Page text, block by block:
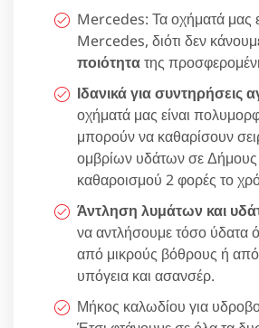
Mercedes: Τα οχήματά μας
Mercedes, διότι δεν
ποιότητατης
Ιδανικά για συντηρήσεις
οχήματά μας είναι
μπορούν να καθαρίσουν
ομβρίων υδάτων σε
καθαροισμού 2 φορές το
Άντληση λυμάτων και
να αντλήσουμε τόσο ύδατα
από μικρούς βόθρους ή
υπόγεια και ασανσέρ.
Μήκος καλωδίου για